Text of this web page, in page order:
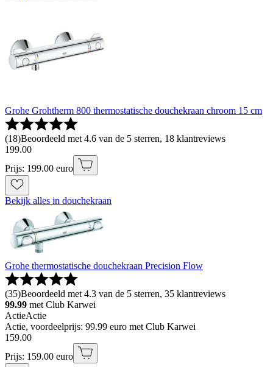
Grohe Grohtherm 800 thermostatische douchekraan chroom 15 cm
(18)Beoordeeld met 4.6 van de 5 sterren, 18 klantreviews
199.00
Prijs: 199.00 euro
Bekijk alles in douchekraan
Grohe thermostatische douchekraan Precision Flow
(35)Beoordeeld met 4.3 van de 5 sterren, 35 klantreviews
99.99 met Club Karwei
ActieActie
Actie, voordeelprijs: 99.99 euro met Club Karwei
159.00
Prijs: 159.00 euro